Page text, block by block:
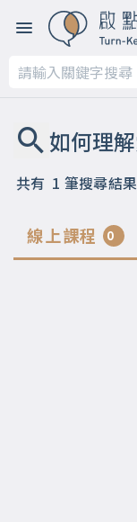
共有 1 筆搜尋結果
線上課程 0